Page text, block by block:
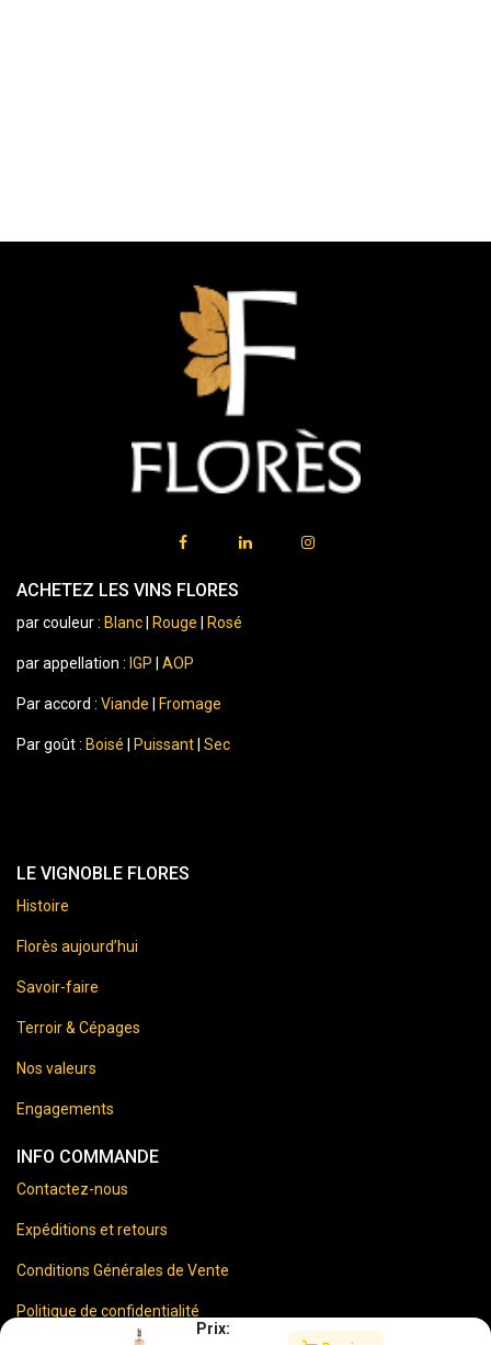
Prix:
ACHETEZ LES VINS FLORES
par couleur : Blanc Rouge Rosé
par appellation : IGP AOP
Par accord : Viande Fromage
Par goût : Boisé Puissant Sec
LE VIGNOBLE FLORES
Histoire
Florès aujourd’hui
Savoir-faire
Terroir & Cépages
Nos valeurs
Engagements
INFO COMMANDE
Contactez-nous
Expéditions et retours
Conditions Générales de Vente
Politique de confidentialité